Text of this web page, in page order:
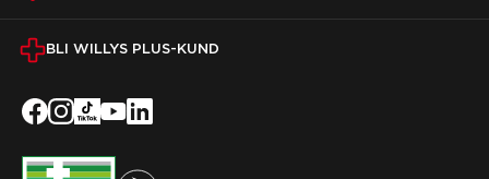
BLI WILLYS PLUS-KUND